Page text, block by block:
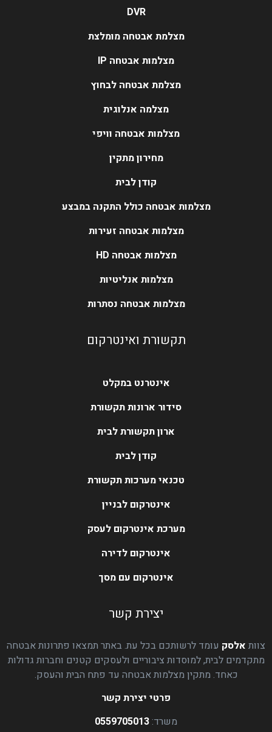
DVR
מצלמת אבטחה מומלצת
מצלמות אבטחה IP
מצלמת אבטחה לבחוץ
מצלמה אנלוגית
מצלמות אבטחה וויפי
מחירון מתקין
קודן לבית
מצלמות אבטחה כולל התקנה במבצע
מצלמות אבטחה זעירות
מצלמות אבטחה HD
מצלמות אנליטיות
מצלמות אבטחה נסתרות
תקשורת ואינטרקום
אינטרנט במקלט
סידור ארונות תקשורת
ארון תקשורת לבית
קודן לבית
טכנאי מערכות תקשורת
אינטרקום לבניין
מערכת אינטרקום לעסק
אינטרקום לדירה
אינטרקום עם מסך
יצירת קשר
צוות אלסק עומד לרשותכם בכל עת. באתר תמצאו פתרונות אבטחה
מתקדמים לבית, למוסדות ציבוריים ולעסקים קטנים וחברות גדולות
כאחד. מתקין מצלמות אבטחה עד פתח הבית והעסק.
פרטי יצירת קשר
משרד:0559705013